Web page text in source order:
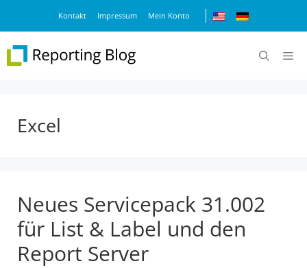
springen
Kontakt Impressum Mein Konto
Excel
Neues Servicepack 31.002
für List & Label und den
Report Server